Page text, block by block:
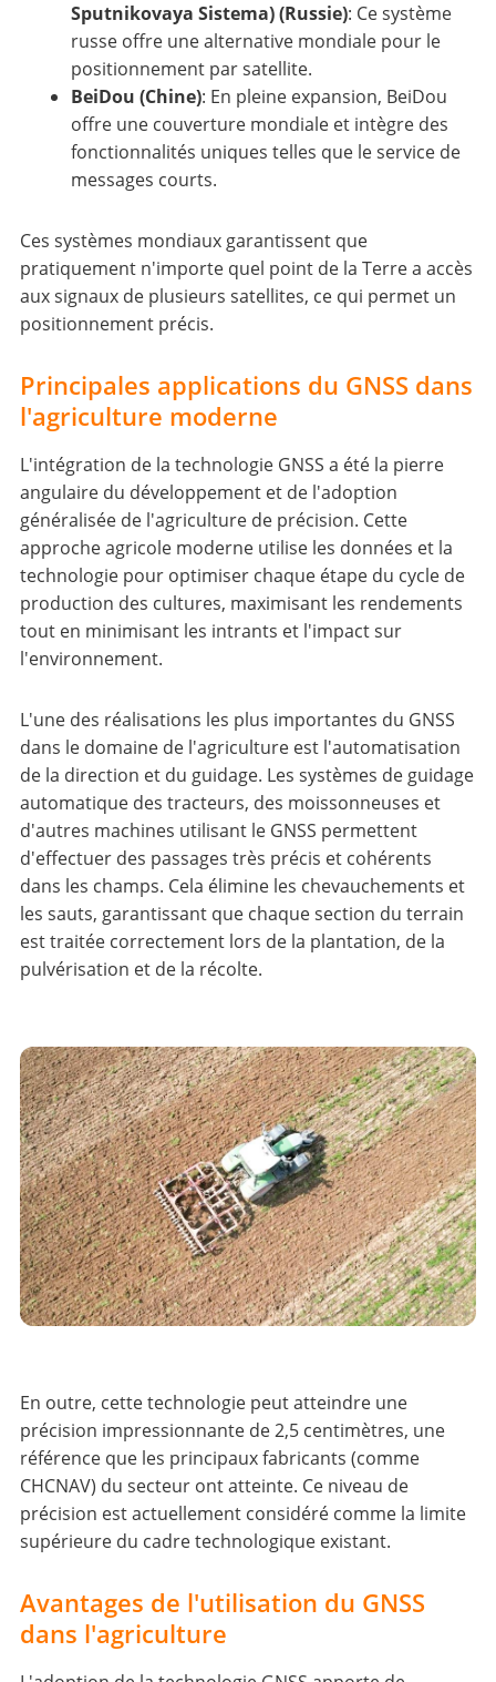
Sputnikovaya Sistema) (Russie): Ce système
russe offre une alternative mondiale pour le
positionnement par satellite.
BeiDou (Chine): En pleine expansion, BeiDou
offre une couverture mondiale et intègre des
fonctionnalités uniques telles que le service de
messages courts.
Ces systèmes mondiaux garantissent que
pratiquement n'importe quel point de la Terre a accès
aux signaux de plusieurs satellites, ce qui permet un
positionnement précis.
Principales applications du GNSS dans
l'agriculture moderne
L'intégration de la technologie GNSS a été la pierre
angulaire du développement et de l'adoption
généralisée de l'agriculture de précision. Cette
approche agricole moderne utilise les données et la
technologie pour optimiser chaque étape du cycle de
production des cultures, maximisant les rendements
tout en minimisant les intrants et l'impact sur
l'environnement.
L'une des réalisations les plus importantes du GNSS
dans le domaine de l'agriculture est l'automatisation
de la direction et du guidage. Les systèmes de guidage
automatique des tracteurs, des moissonneuses et
d'autres machines utilisant le GNSS permettent
d'effectuer des passages très précis et cohérents
dans les champs. Cela élimine les chevauchements et
les sauts, garantissant que chaque section du terrain
est traitée correctement lors de la plantation, de la
pulvérisation et de la récolte.
En outre, cette technologie peut atteindre une
précision impressionnante de 2,5 centimètres, une
référence que les principaux fabricants (comme
CHCNAV) du secteur ont atteinte. Ce niveau de
précision est actuellement considéré comme la limite
supérieure du cadre technologique existant.
Avantages de l'utilisation du GNSS
dans l'agriculture